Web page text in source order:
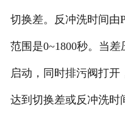
切换差。反冲洗时间由
范围是0~1800秒。当
启动，同时排污阀打
达到切换差或反冲洗时